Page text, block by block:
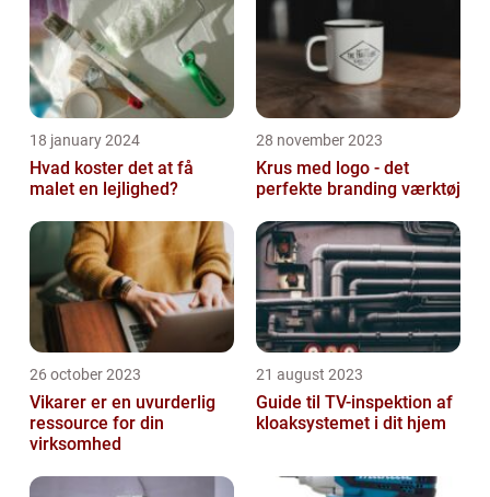
18 january 2024
Hvad koster det at få
malet en lejlighed?
28 november 2023
Krus med logo - det
perfekte branding værktøj
26 october 2023
Vikarer er en uvurderlig
ressource for din
virksomhed
21 august 2023
Guide til TV-inspektion af
kloaksystemet i dit hjem